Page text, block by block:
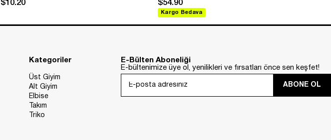
$10.20 $54.90
Kargo Bedava
Kategoriler
Üst Giyim
Alt Giyim
Elbise
Takım
Triko
E-Bülten Aboneliği
E-bültenimize üye ol, yenilikleri ve fırsatları önce sen keşfet!
ABONE OL